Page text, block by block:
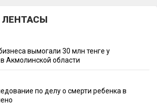
ОҚИҒА
ЛЕНТАСЫ
вымогали 30 млн тенге у
Акмолинской области
по делу о смерти ребенка в